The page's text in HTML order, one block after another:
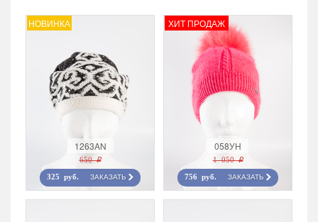
НОВИНКА
1263AN
650 r
325 руб. ЗАКАЗАТЬ
ХИТ ПРОДАЖ
058УН
1 050 r
756 руб. ЗАКАЗАТЬ